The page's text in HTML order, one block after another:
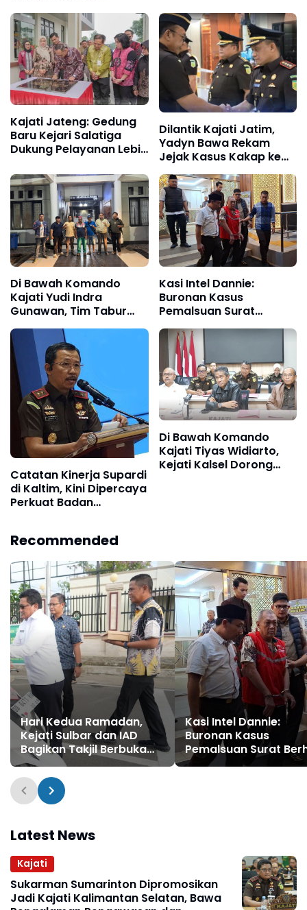
Kajati Jateng: Gedung
Baru Kejari Salatiga
Dukung Pelayanan Lebih
Dilantik Kajati Jatim,
Yadyn Bawa Rekam
Jejak Kasus Kakap ke
Kursi Kajari Jember
Di Bawah Komando
Kajati Yudi Indra
Gunawan, Tim Tabur
Buronan Perkara
Kehutanan
Kasi Intel Dannie:
Buronan Kasus
Pemalsuan Surat
Tabur di Jakarta
Catatan Kinerja Supardi
di Kaltim, Kini Dipercaya
Perkuat Badan
Di Bawah Komando
Kajati Tiyas Widiarto,
Kejati Kalsel Dorong
Recommended
Hari Kedua Ramadan,
Kejati Sulbar dan IAD
Bagikan Takjil Berbuka
Puasa untuk Masyarakat
Kasi Intel Dannie:
Buronan Kasus
Pemalsuan Surat
Diamankan Tim
Latest News
Kajati
Sukarman Sumarinton Dipromosikan
Jadi Kajati Kalimantan Selatan, Bawa